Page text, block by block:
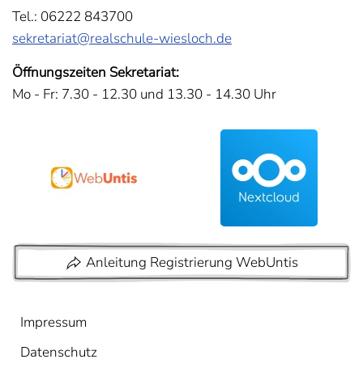
Tel.: 06222 843700
sekretariat@realschule-wiesloch.de
Öffnungszeiten Sekretariat:
Mo - Fr: 7.30 - 12.30 und 13.30 - 14.30 Uhr
Anleitung Registrierung WebUntis
Impressum
Datenschutz